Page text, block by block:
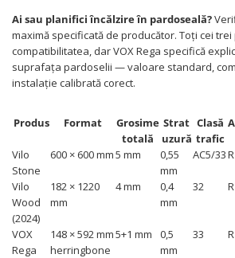
Ai sau planifici încălzire în pardoseală?
maximă specificată de producător. Toți cei
compatibilitatea, dar VOX Rega specifică
suprafața pardoselii — valoare standard,
instalație calibrată corect.
Produs Format
Grosime
totală
Strat
uzură
Clasă
trafic
Vilo
Stone
600 × 600 mm5 mm
0,55
mm
AC5/33
Vilo
Wood
(2024)
182 × 1220
mm
4 mm
0,4
mm
32
VOX
Rega
148 × 592 mm
herringbone
5+1 mm
0,5
mm
33